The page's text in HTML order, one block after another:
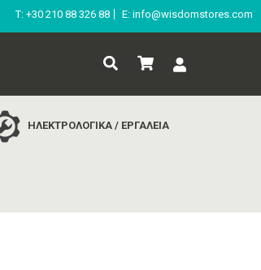
Τ: +30 210 88 326 88 E: info@wisdomstores.com
ΗΛΕΚΤΡΟΛΟΓΙΚΑ / ΕΡΓΑΛΕΙΑ